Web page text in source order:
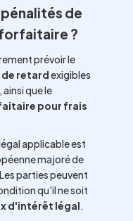
de
?
prévoir le
retardexigibles
que le
pour frais
applicable est
majoré de
parties peuvent
qu'il ne soit
d'intérêt légal.